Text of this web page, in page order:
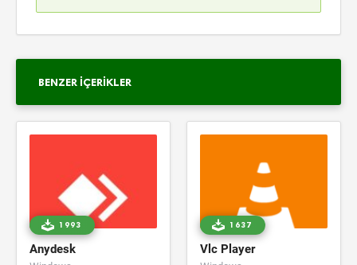
BENZER İÇERIKLER
Anydesk
1993
Vlc Player
1637